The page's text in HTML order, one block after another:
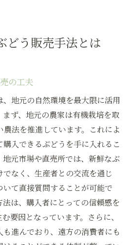
どう販売手法とは
の工夫
地元の自然環境を最大限に活用
まず、地元の農家は有機栽培を取
農法を推進しています。これによ
購入できるぶどうを手に入れるこ
地元市場や直売所では、新鮮なぶ
でなく、生産者との交流を通じ
て直接質問することが可能で
は、購入者にとっての信頼感を
要因となっています。さらに、
進んでおり、遠方の消費者にも